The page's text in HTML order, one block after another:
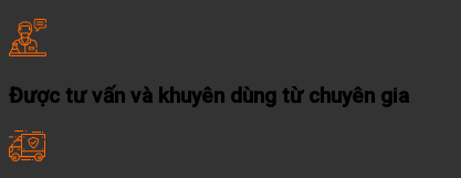
Được tư vấn và khuyên dùng từ chuyên gia